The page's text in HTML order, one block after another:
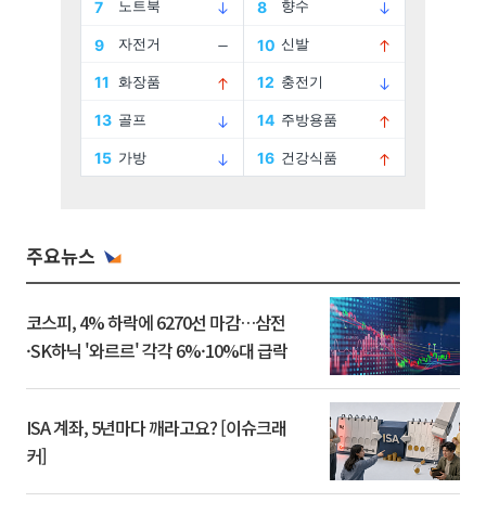
주요뉴스
코스피, 4% 하락에 6270선 마감…삼전
·SK하닉 '와르르' 각각 6%·10%대 급락
ISA 계좌, 5년마다 깨라고요? [이슈크래
커]